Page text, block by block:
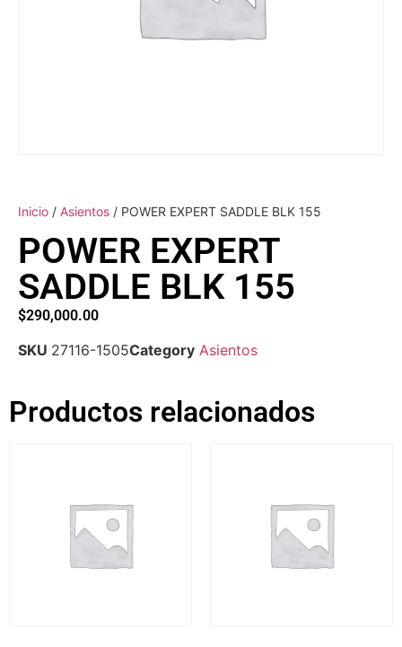
Inicio / Asientos / POWER EXPERT SADDLE BLK 155
POWER EXPERT
SADDLE BLK 155
$290,000.00
SKU 27116-1505Category Asientos
Productos relacionados